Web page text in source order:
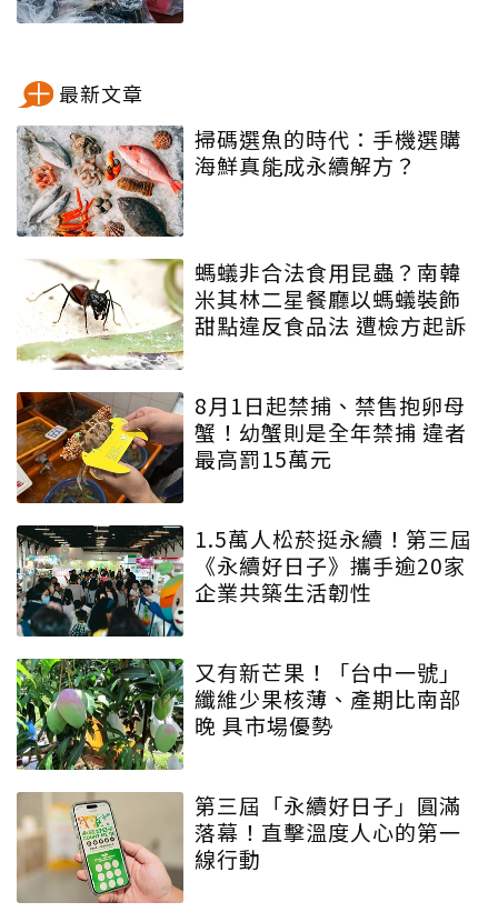
最新文章
掃碼選魚的時代：手機選購
海鮮真能成永續解方？
螞蟻非合法食用昆蟲？南韓
米其林二星餐廳以螞蟻裝飾
甜點違反食品法 遭檢方起訴
8月1日起禁捕、禁售抱卵母
蟹！幼蟹則是全年禁捕 違者
最高罰15萬元
1.5萬人松菸挺永續！第三屆
《永續好日子》攜手逾20家
企業共築生活韌性
又有新芒果！「台中一號」
纖維少果核薄、產期比南部
晚 具市場優勢
第三屆「永續好日子」圓滿
落幕！直擊溫度人心的第一
線行動